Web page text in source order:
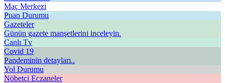
Maç Merkezi
Puan Durumu
Gazeteler
Günün gazete manşetlerini inceleyin.
Canlı Tv
Covid 19
Pandeminin detayları..
Yol Durumu
Nöbetçi Eczaneler